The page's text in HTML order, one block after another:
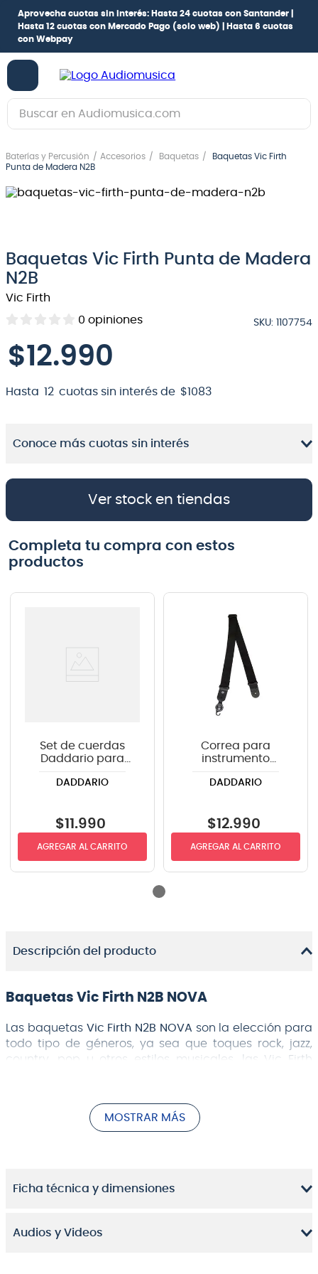
Aprovecha cuotas sin interés: Hasta 24 cuotas con Santander |
Hasta 12 cuotas con Mercado Pago (solo web) |
Hasta 6 cuotas
con Webpay
Buscar en Audiomusica.com
Baterías y Percusión Accesorios Baquetas
Baquetas Vic Firth
Punta de Madera N2B
Baquetas Vic Firth Punta de Madera
N2B
Vic Firth
0 opiniones SKU: 1107754
$12.990
Hasta 12 cuotas sin interés de $1083
Conoce más cuotas sin interés
Ver stock en tiendas
Completa tu compra con estos
productos
Set de cuerdas
Daddario para
EXL110 .010-.046
DADDARIO
$11 .990
AGREGAR AL CARRITO
Correa para
instrumento
color negro
DADDARIO
$12.990
AGREGAR AL CARRITO
Descripción del producto
Baquetas Vic Firth N2B NOVA
Las baquetas Vic Firth N2B NOVA son la elección para
todo tipo de géneros, ya sea que toques rock, jazz,
country, pop u otros estilos musicales, las Vic Firth
estándar. Un diámetro y una longitud equilibrados,
junto con una conicidad rápida que se nivela antes
Características principales
Ideal para tocar rock, jazz, country, pop, banda y
MOSTRAR MÁS
Ficha técnica y dimensiones
Audios y Videos
1.
guitarra electrica
2.
bajo
5.
amplificador
guitarra
9
bateria
10. violin